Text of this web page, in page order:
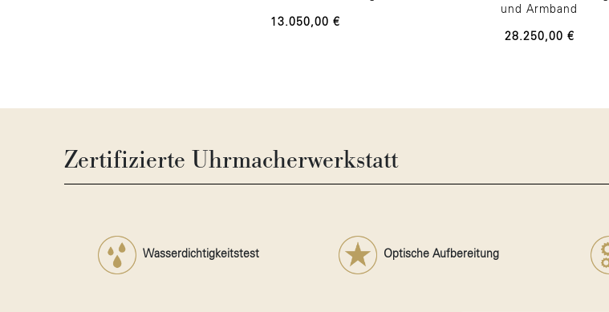
13.050,00 €
und Armband
28.250,00 €
Zertifizierte Uhrmacherwerkstatt
Wasserdichtigkeitstest Optische Aufbereitung